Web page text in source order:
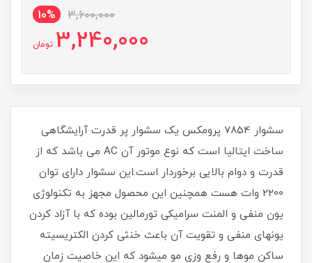
3,600,000
10%
3,240,000 تومان
سشوار 7854 پرومکس یک سشوار پر قدرت آرایشگاهی
ساخت ایتالیا است که نوع موتور آن AC می باشد که از
قدرت و دوام بالایی برخوردار است.این سشوار دارای توان
2200 وات هست همچنین این محصول مجهز به تکنولوژی
یون منفی و المنت سرامیکی تورمالین بوده که با آزاد کردن
یونهای منفی و تقویت آن باعث خنثی کردن الکتریسیته
ساکن موها و رفع وزی مو میشود که این خاصیت زمان